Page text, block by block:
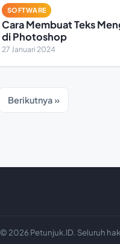
SOFTWARE
Cara Membuat Teks
di Photoshop
27 Januari 2024
Berikutnya »
© 2026 Petunjuk.ID. Seluruh